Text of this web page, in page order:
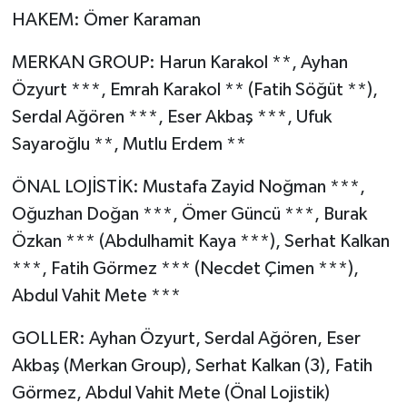
HAKEM: Ömer Karaman
MERKAN GROUP: Harun Karakol **, Ayhan
Özyurt ***, Emrah Karakol ** (Fatih Söğüt **),
Serdal Ağören ***, Eser Akbaş ***, Ufuk
Sayaroğlu **, Mutlu Erdem **
ÖNAL LOJİSTİK: Mustafa Zayid Noğman ***,
Oğuzhan Doğan ***, Ömer Güncü ***, Burak
Özkan *** (Abdulhamit Kaya ***), Serhat Kalkan
***, Fatih Görmez *** (Necdet Çimen ***),
Abdul Vahit Mete ***
GOLLER: Ayhan Özyurt, Serdal Ağören, Eser
Akbaş (Merkan Group), Serhat Kalkan (3), Fatih
Görmez, Abdul Vahit Mete (Önal Lojistik)